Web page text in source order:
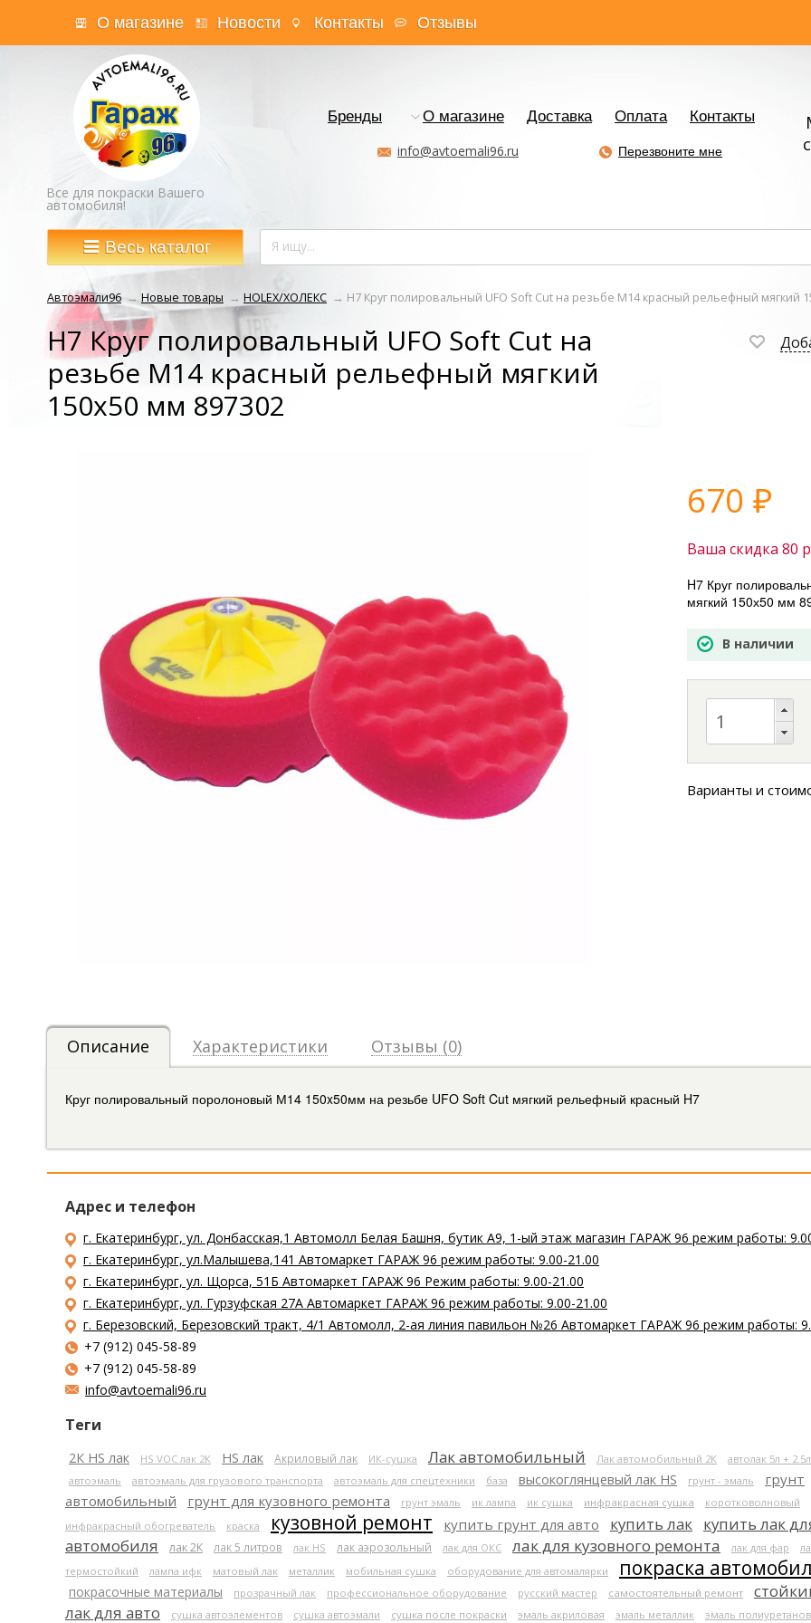
О магазине Новости Контакты Отзывы
Все для покраски Вашего
автомобиля!
Бренды О магазине Доставка Оплата
Контакты
info@avtoemali96.ru
Перезвоните мне
Весь каталог
Автоэмали96 →Новые товары → HOLEX/ХОЛЕКС → H7 Круг полировальный UFO Soft Cut на резьбе М14 красный рельефный мягкий
H7 Круг полировальный UFO Soft Cut на
резьбе М14 красный рельефный мягкий
150х50 мм 897302
670 ₽
Ваша скидка 80
H7 Круг
мягкий 150х50 мм
В наличии
Варианты и
Описание Характеристики Отзывы (0)
Круг полировальный поролоновый М14 150x50мм на резьбе UFO Soft Cut мягкий рельефный красный H7
Адрес и телефон
г. Екатеринбург, ул. Донбасская,1 Автомолл Белая Башня, бутик А9, 1-ый этаж магазин ГАРАЖ 96 режим работы:
г. Екатеринбург, ул.Малышева,141 Автомаркет ГАРАЖ 96 режим работы: 9.00-21.00
г. Екатеринбург, ул. Щорса, 51Б Автомаркет ГАРАЖ 96 Режим работы: 9.00-21.00
г. Екатеринбург, ул. Гурзуфская 27А Автомаркет ГАРАЖ 96 режим работы: 9.00-21.00
г. Березовский, Березовский тракт, 4/1 Автомолл, 2-ая линия павильон №26 Автомаркет ГАРАЖ 96 режим работы:
+7 (912) 045-58-89
+7 (912) 045-58-89
info@avtoemali96.ru
Теги
2К HS лак HS VOC лак 2К HS лак Акриловый лак ИК-сушка Лак автомобильный Лак автомобильный 2К
автолак 5л + 2.5л
автоэмаль
автоэмаль для грузового транспорта автоэмаль для спецтехники база высокоглянцевый лак HS грунт - эмаль
грунт
автомобильный
грунт для кузовного ремонта грунт эмаль ик лампа ик сушка инфракрасная сушка
коротковолновый
инфракрасный обогреватель
краска кузовной ремонт купить грунт для авто купить лак купить лак
автомобиля
лак 2К лак 5 литров лак HS лак аэрозольный лак для ОКС лак для кузовного ремонта лак для фар
термостойкий
лампа ифк матовый лак металлик мобильная сушка оборудование для автомалярки покраска
покрасочные материалы прозрачный лак профессиональное оборудование русский мастер самостоятельный ремонт
лак для авто
сушка автоэлементов сушка автоэмали сушка после покраски эмаль акриловая эмаль металлик эмаль